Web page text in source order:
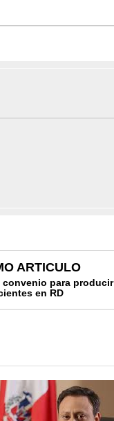
ARTICULO
convenio para
en RD